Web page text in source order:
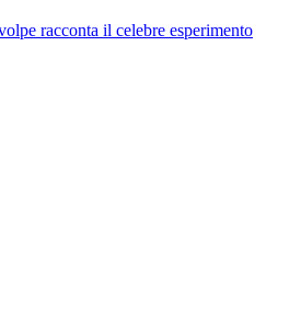
racconta il celebre esperimento